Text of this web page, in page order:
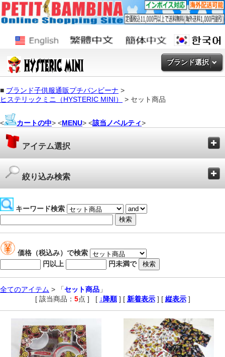
ブランド選択
■ ブランド子供服通販プチバンビーナ >
ヒステリックミニ（HYSTERIC MINI）
> セット商品
< カートの中> <MENU> <該当ノベルティ>
アイテム選択
絞り込み検索
キーワード検索
価格（税込み）で検索
円以上
円未満で
全てのアイテム > 「セット商品 」
[ 該当商品： 5点 ] [ ↓降順 ] [ 新着表示 ] [ 縦表示 ]